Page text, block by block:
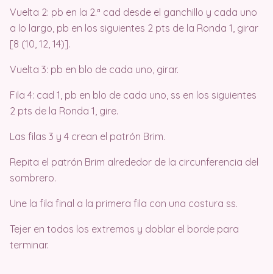
Vuelta 2: pb en la 2.ª cad desde el ganchillo y cada uno
a lo largo, pb en los siguientes 2 pts de la Ronda 1, girar
[8 (10, 12, 14)].
Vuelta 3: pb en blo de cada uno, girar.
Fila 4: cad 1, pb en blo de cada uno, ss en los siguientes
2 pts de la Ronda 1, gire.
Las filas 3 y 4 crean el patrón Brim.
Repita el patrón Brim alrededor de la circunferencia del
sombrero.
Une la fila final a la primera fila con una costura ss.
Tejer en todos los extremos y doblar el borde para
terminar.